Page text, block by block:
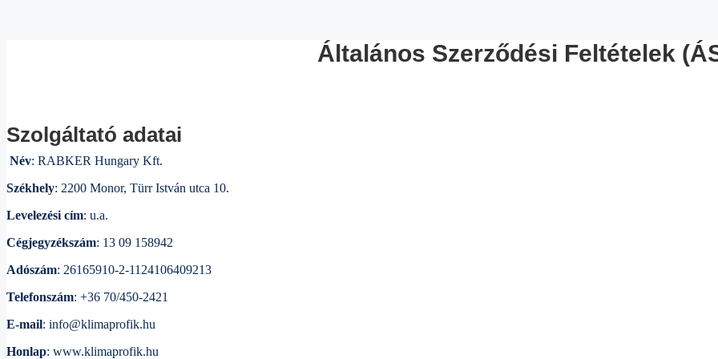
Általános Szerződési Feltételek
Szolgáltató adatai
Név: RABKER Hungary Kft.
Székhely: 2200 Monor, Türr István utca 10.
Levelezési cím: u.a.
Cégjegyzékszám: 13 09 158942
Adószám: 26165910-2-1124106409213
Telefonszám: +36 70/450-2421
E-mail: info@klimaprofik.hu
Honlap: www.klimaprofik.hu